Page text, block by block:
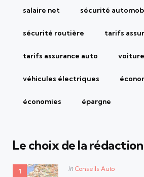
salaire net sécurité
sécurité routière tarifs
tarifs assurance auto
véhicules électriques
économies épargne
Le choix de la
Posted
in Conseils Auto